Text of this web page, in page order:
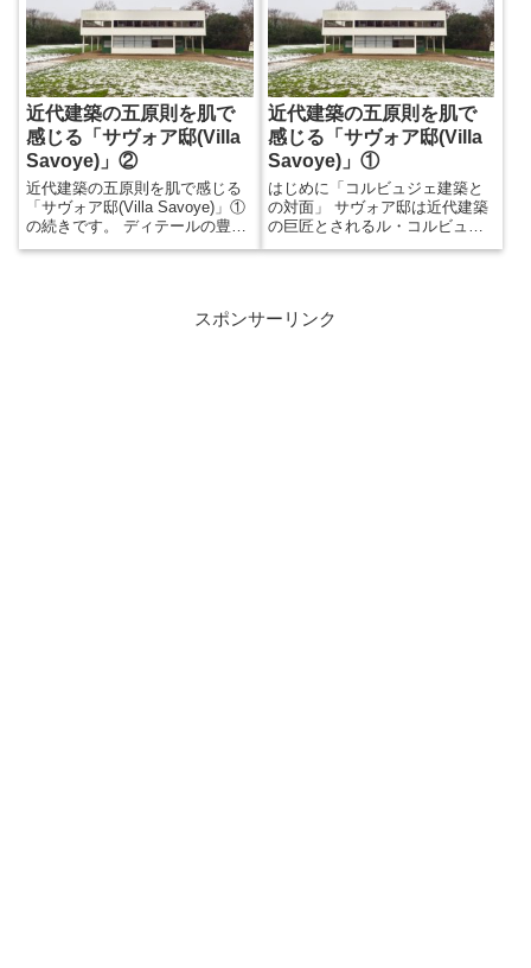
と、祭壇やベンチのところはス
テップが作られていることが分
かります。 ステップは心身の切
り替えに有効です。祭壇のとこ
ろはそのボーダーが聖域を作
り、ベンチのところは礼拝者の
結界を作るようで...
れ以外はパリから離れたところ
にあるため、色々回ろうとなる
と日数が必要です。 ロンシャン
の礼拝堂はフランスの東側にあ
り、今回はスイスのバーゼルよ
りアクセスしました。パリから
行くよりバーゼルから行くほう
が...
近代建築の五原則を肌で
感じる「サヴォア邸(Villa
Savoye)」②
近代建築の五原則を肌で感じる
「サヴォア邸(Villa Savoye)」①
の続きです。 ディテールの豊富
な各居室 浴室 各居室には水平窓
し込む光が演出的で、思わず長
近代建築の五原則を肌で
感じる「サヴォア邸(Villa
Savoye)」①
はじめに「コルビュジェ建築と
の対面」 サヴォア邸は近代建築
の巨匠とされるル・コルビュジ
ェが設計したサヴォア家の週末
でこそその素晴らしさは分かる
スポンサーリンク